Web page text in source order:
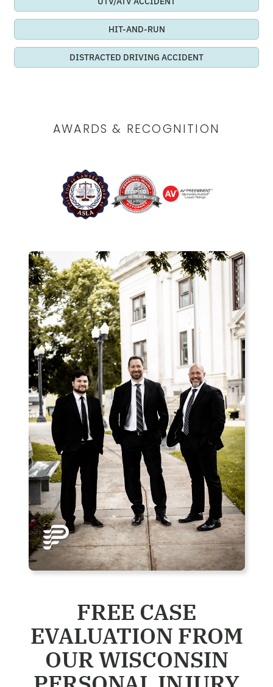
HIT-AND-RUN
DISTRACTED DRIVING ACCIDENT
AWARDS & RECOGNITION
FREE CASE
EVALUATION FROM
OUR WISCONSIN